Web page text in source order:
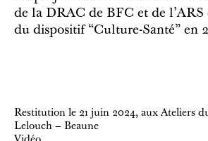
de la DRAC de BFC et de l’ARS
du dispositif “Culture-Santé” en
Restitution le 21 juin 2024, aux Ateliers
Lelouch – Beaune